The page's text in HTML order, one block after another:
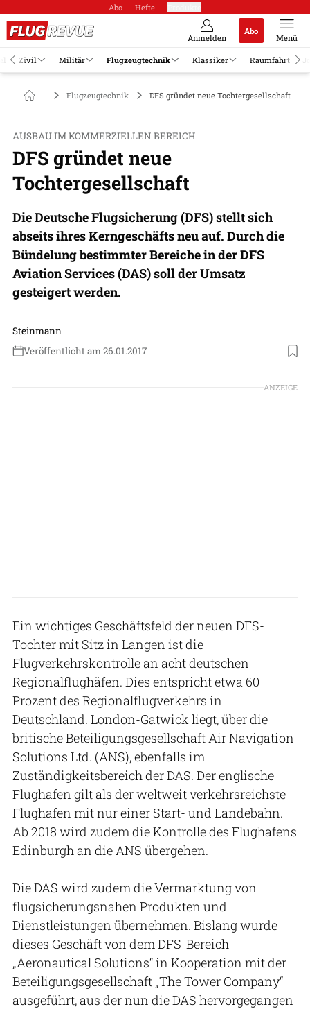
Abo Hefte
Anmelden
Abo
Menü
Zivil Militär Flugzeugtechnik Klassiker Raumfahrt
Flugzeugtechnik DFS gründet neue Tochtergesellschaft
AUSBAU IM KOMMERZIELLEN BEREICH
DFS gründet neue
Tochtergesellschaft
Die Deutsche Flugsicherung (DFS) stellt sich
abseits ihres Kerngeschäfts neu auf. Durch die
Bündelung bestimmter Bereiche in der DFS
Aviation Services (DAS) soll der Umsatz
gesteigert werden.
Steinmann
Veröffentlicht am 26.01.2017
ANZEIGE
Ein wichtiges Geschäftsfeld der neuen DFS-
Tochter mit Sitz in Langen ist die
Flugverkehrskontrolle an acht deutschen
Regionalflughäfen. Dies entspricht etwa 60
Prozent des Regionalflugverkehrs in
Deutschland. London-Gatwick liegt, über die
britische Beteiligungsgesellschaft Air Navigation
Solutions Ltd. (ANS), ebenfalls im
Zuständigkeitsbereich der DAS. Der englische
Flughafen gilt als der weltweit verkehrsreichste
Flughafen mit nur einer Start- und Landebahn.
Ab 2018 wird zudem die Kontrolle des Flughafens
Edinburgh an die ANS übergehen.
Die DAS wird zudem die Vermarktung von
flugsicherungsnahen Produkten und
Dienstleistungen übernehmen. Bislang wurde
dieses Geschäft von dem DFS-Bereich
„Aeronautical Solutions“ in Kooperation mit der
Beteiligungsgesellschaft „The Tower Company“
ausgeführt, aus der nun die DAS hervorgegangen